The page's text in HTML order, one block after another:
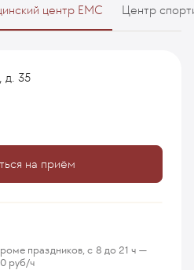
центр EMC Центр
д. 35
на приём
праздников, с 8 до 21 ч —
руб/ч